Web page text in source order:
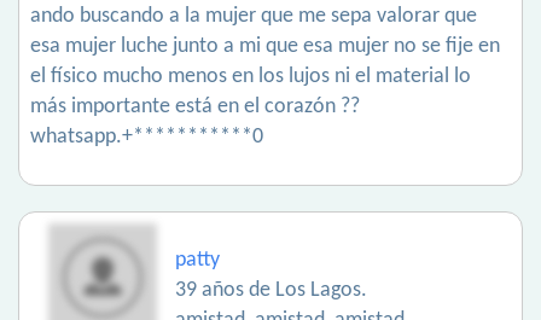
ando buscando a la mujer que me sepa valorar que
esa mujer luche junto a mi que esa mujer no se fije en
el físico mucho menos en los lujos ni el material lo
más importante está en el corazón ??
whatsapp.+***********0
patty
39 años de Los Lagos.